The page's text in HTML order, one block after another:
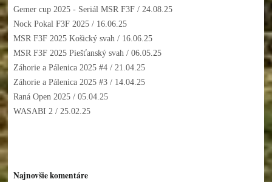
Gemer cup 2025 - Seriál MSR F3F/ 24.08.25
Nock Pokal F3F 2025/ 16.06.25
MSR F3F 2025 Košický svah / 16.06.25
MSR F3F 2025 Piešťanský svah / 06.05.25
Záhorie a Pálenica 2025 #4/ 21.04.25
Záhorie a Pálenica 2025 #3/ 14.04.25
Raná Open 2025/ 05.04.25
WASABI 2 / 25.02.25
Najnovšie komentáre